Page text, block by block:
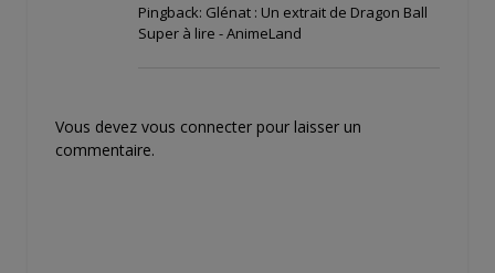
Pingback: Glénat : Un extrait de Dragon Ball
Super à lire - AnimeLand
Vous devez vous connecter pour laisser un
commentaire.